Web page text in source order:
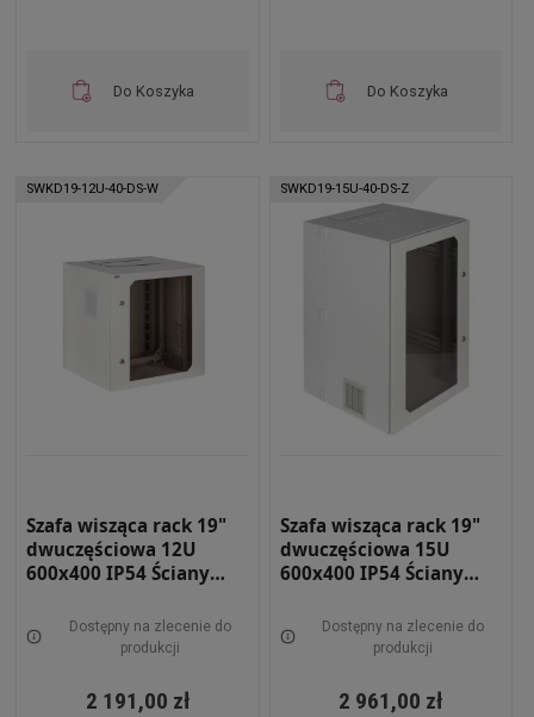
Do Koszyka Do Koszyka
SWKD19-12U-40-DS-W
Szafa wisząca rack 19"
dwuczęściowa 12U
600x400 IP54 Ściany
szybą Wewnętrzna RAL
7035 szara SWKD19-12U-
Dostępny na zlecenie do
produkcji
2 191,00 zł
SWKD19-15U-40-DS-Z
Szafa wisząca rack 19"
dwuczęściowa 15U
600x400 IP54 Ściany
szybą Zewnętrzna RAL
7035 szara SWKD19-15U-
Dostępny na zlecenie do
produkcji
2 961,00 zł